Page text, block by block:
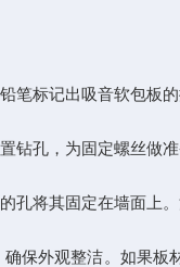
记出吸音软包板
孔，为固定螺丝做准
其固定在墙面上。
外观整洁。如果板